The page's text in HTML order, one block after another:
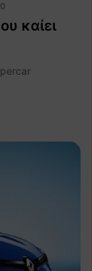
0
καίει